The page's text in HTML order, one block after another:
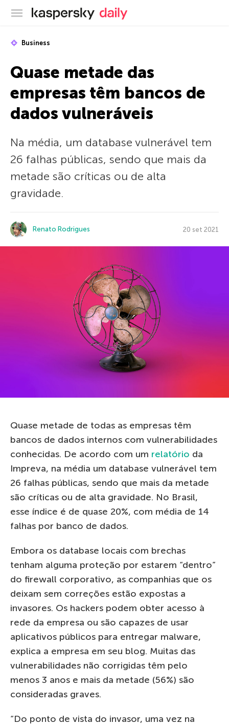
Blog oficial da Kaspersky
Business
Quase metade das
empresas têm bancos de
dados vulneráveis
Na média, um database vulnerável tem
26 falhas públicas, sendo que mais da
metade são críticas ou de alta
gravidade.
Renato Rodrigues 20 set 2021
Quase metade de todas as empresas têm
bancos de dados internos com vulnerabilidades
conhecidas. De acordo com um relatório da
Impreva, na média um database vulnerável tem
26 falhas públicas, sendo que mais da metade
são críticas ou de alta gravidade. No Brasil,
esse índice é de quase 20%, com média de 14
falhas por banco de dados.
Embora os database locais com brechas
tenham alguma proteção por estarem “dentro”
do firewall corporativo, as companhias que os
deixam sem correções estão expostas a
invasores. Os hackers podem obter acesso à
rede da empresa ou são capazes de usar
aplicativos públicos para entregar malware,
explica a empresa em seu blog. Muitas das
vulnerabilidades não corrigidas têm pelo
menos 3 anos e mais da metade (56%) são
consideradas graves.
“Do ponto de vista do invasor, uma vez na